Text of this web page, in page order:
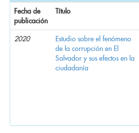
Fecha de
publicación
Título
2020
Estudio sobre el fenómeno
de la corrupción en El
Salvador y sus efectos en la
ciudadanía